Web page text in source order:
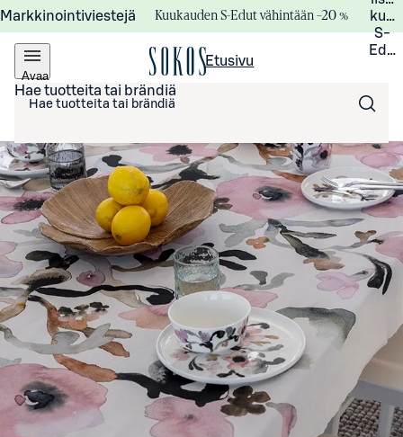
Markkinointiviestejä Kuukauden S-Edut vähintään –20 %
S-
Avaa
valikko
Etusivu
Hae tuotteita tai brändiä